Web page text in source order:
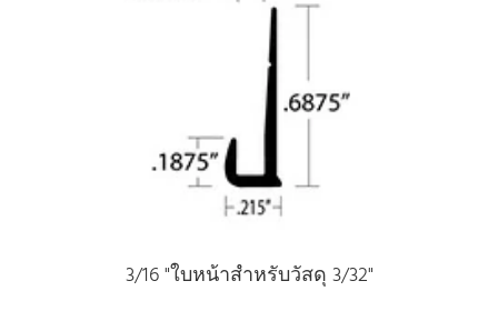
3/16 "ใบหน้าสําหรับวัสดุ 3/32"